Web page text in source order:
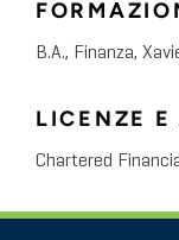
B.A., Finanza,
LICENZE E
Chartered